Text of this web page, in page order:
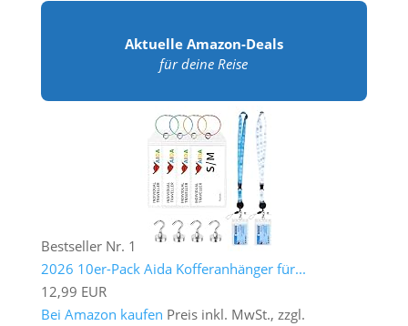
Aktuelle Amazon-Deals
für deine Reise
Bestseller Nr. 1
2026 10er-Pack Aida Kofferanhänger für...
12,99 EUR
Bei Amazon kaufen Preis inkl. MwSt., zzgl.